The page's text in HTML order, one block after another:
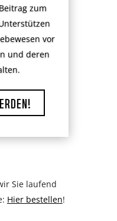
zum
vor
und deren
Sie laufend
Hier bestellen!